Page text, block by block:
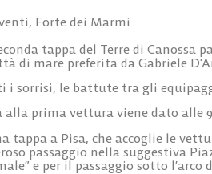
, Forte dei Marmi
tappa del Terre di Canossa
di mare preferita da Gabriele
i sorrisi, le battute tra gli
alla prima vettura viene dato alle
tappa a Pisa, che accoglie le
passaggio nella suggestiva
e per il passaggio sotto